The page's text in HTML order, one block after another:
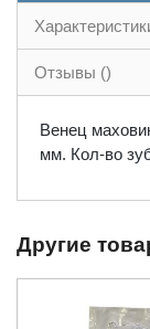
Отзывы ()
Венец
мм. Кол-во
Другие